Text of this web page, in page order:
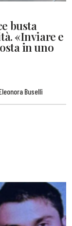
busta
«Inviare e
in uno
Buselli